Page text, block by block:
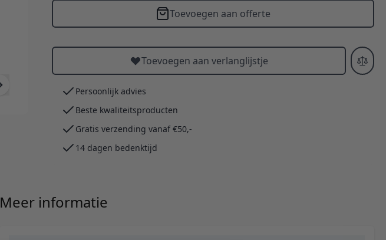
Toevoegen aan offerte
Toevoegen aan verlanglijstje
Persoonlijk advies
Beste kwaliteitsproducten
Gratis verzending vanaf €50,-
14 dagen bedenktijd
Meer informatie